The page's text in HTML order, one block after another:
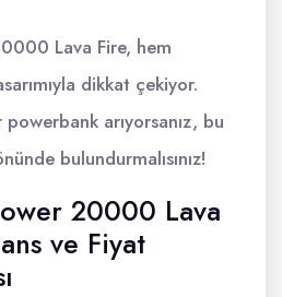
Lava Fire, hem
dikkat çekiyor.
arıyorsanız, bu
bulundurmalısınız!
20000 Lava
ve Fiyat